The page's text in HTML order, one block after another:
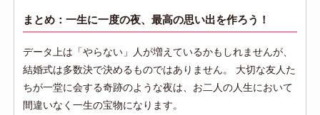
まとめ：一生に一度の夜、最高の思い出を作ろう！
データ上は「やらない」人が増えているかもしれませんが、
結婚式は多数決で決めるものではありません。 大切な友人た
ちが一堂に会する奇跡のような夜は、お二人の人生において
間違いなく一生の宝物になります。